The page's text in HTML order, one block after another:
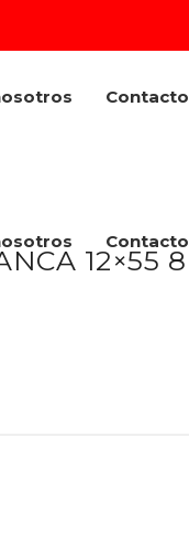
Contacto
Contacto
12×55 8